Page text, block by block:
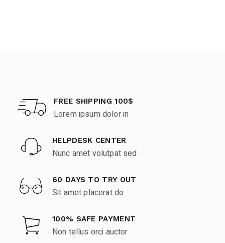
FREE SHIPPING 100$
Lorem ipsum dolor in
HELPDESK CENTER
Nunc amet volutpat sed
60 DAYS TO TRY OUT
Sit amet placerat do
100% SAFE PAYMENT
Non tellus orci auctor